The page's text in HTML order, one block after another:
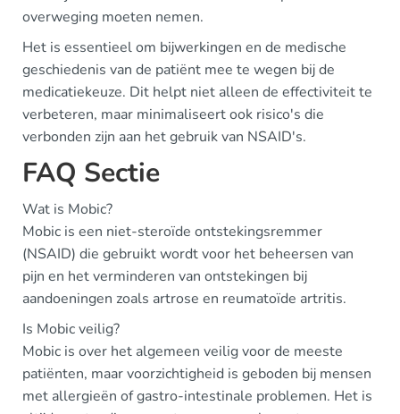
overweging moeten nemen.
Het is essentieel om bijwerkingen en de medische
geschiedenis van de patiënt mee te wegen bij de
medicatiekeuze. Dit helpt niet alleen de effectiviteit te
verbeteren, maar minimaliseert ook risico's die
verbonden zijn aan het gebruik van NSAID's.
FAQ Sectie
Wat is Mobic?
Mobic is een niet-steroïde ontstekingsremmer
(NSAID) die gebruikt wordt voor het beheersen van
pijn en het verminderen van ontstekingen bij
aandoeningen zoals artrose en reumatoïde artritis.
Is Mobic veilig?
Mobic is over het algemeen veilig voor de meeste
patiënten, maar voorzichtigheid is geboden bij mensen
met allergieën of gastro-intestinale problemen. Het is